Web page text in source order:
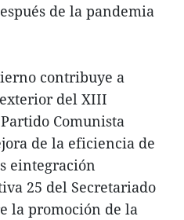
de la pandemia
contribuye a
del XIII
Comunista
de la eficiencia de
eintegración
25 del Secretariado
la promoción de la